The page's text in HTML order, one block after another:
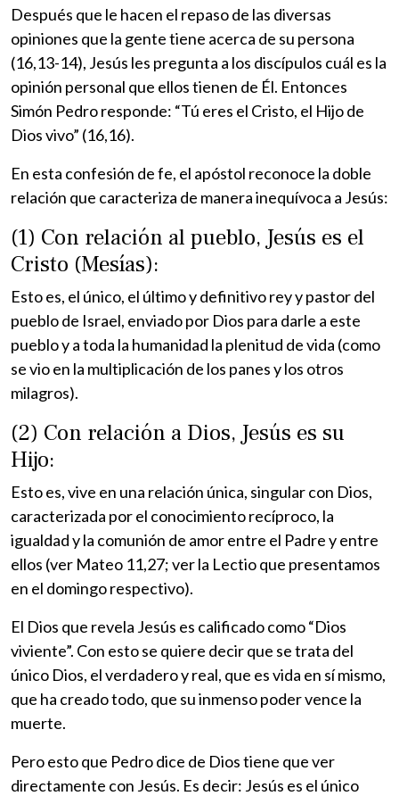
Después que le hacen el repaso de las diversas
opiniones que la gente tiene acerca de su persona
(16,13-14), Jesús les pregunta a los discípulos cuál es la
opinión personal que ellos tienen de Él. Entonces
Simón Pedro responde: “Tú eres el Cristo, el Hijo de
Dios vivo” (16,16).
En esta confesión de fe, el apóstol reconoce la doble
relación que caracteriza de manera inequívoca a Jesús:
(1) Con relación al pueblo, Jesús es el
Cristo (Mesías):
Esto es, el único, el último y definitivo rey y pastor del
pueblo de Israel, enviado por Dios para darle a este
pueblo y a toda la humanidad la plenitud de vida (como
se vio en la multiplicación de los panes y los otros
milagros).
(2) Con relación a Dios, Jesús es su
Hijo:
Esto es, vive en una relación única, singular con Dios,
caracterizada por el conocimiento recíproco, la
igualdad y la comunión de amor entre el Padre y entre
ellos (ver Mateo 11,27; ver la Lectio que presentamos
en el domingo respectivo).
El Dios que revela Jesús es calificado como “Dios
viviente”. Con esto se quiere decir que se trata del
único Dios, el verdadero y real, que es vida en sí mismo,
que ha creado todo, que su inmenso poder vence la
muerte.
Pero esto que Pedro dice de Dios tiene que ver
directamente con Jesús. Es decir: Jesús es el único